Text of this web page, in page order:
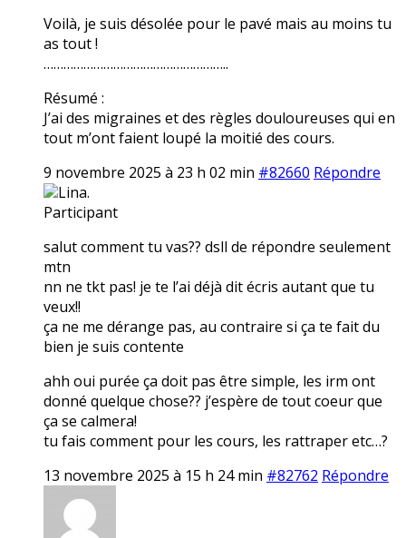
Voilà, je suis désolée pour le pavé mais au moins tu
as tout !
………………………………………………..
Résumé :
J’ai des migraines et des règles douloureuses qui en
tout m’ont faient loupé la moitié des cours.
9 novembre 2025 à 23 h 02 min #82660 Répondre
Lina.
Participant
salut comment tu vas?? dsll de répondre seulement
mtn
nn ne tkt pas! je te l’ai déjà dit écris autant que tu
veux!!
ça ne me dérange pas, au contraire si ça te fait du
bien je suis contente
ahh oui purée ça doit pas être simple, les irm ont
donné quelque chose?? j’espère de tout coeur que
ça se calmera!
tu fais comment pour les cours, les rattraper etc…?
13 novembre 2025 à 15 h 24 min #82762 Répondre